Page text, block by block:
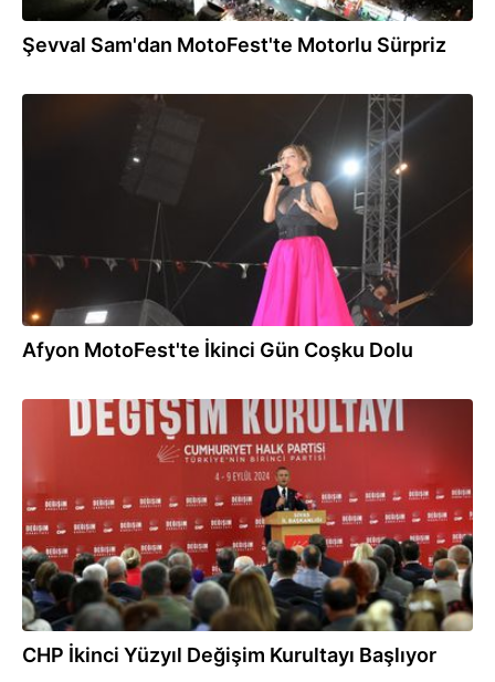
Şevval Sam'dan MotoFest'te Motorlu Sürpriz
Afyon MotoFest'te İkinci Gün Coşku Dolu
05.09.2024
CHP İkinci Yüzyıl Değişim Kurultayı Başlıyor